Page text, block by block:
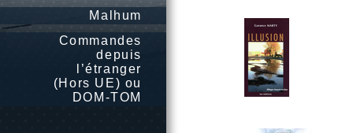
Malhum
Commandes
depuis
l’étranger
(Hors UE) ou
DOM-TOM